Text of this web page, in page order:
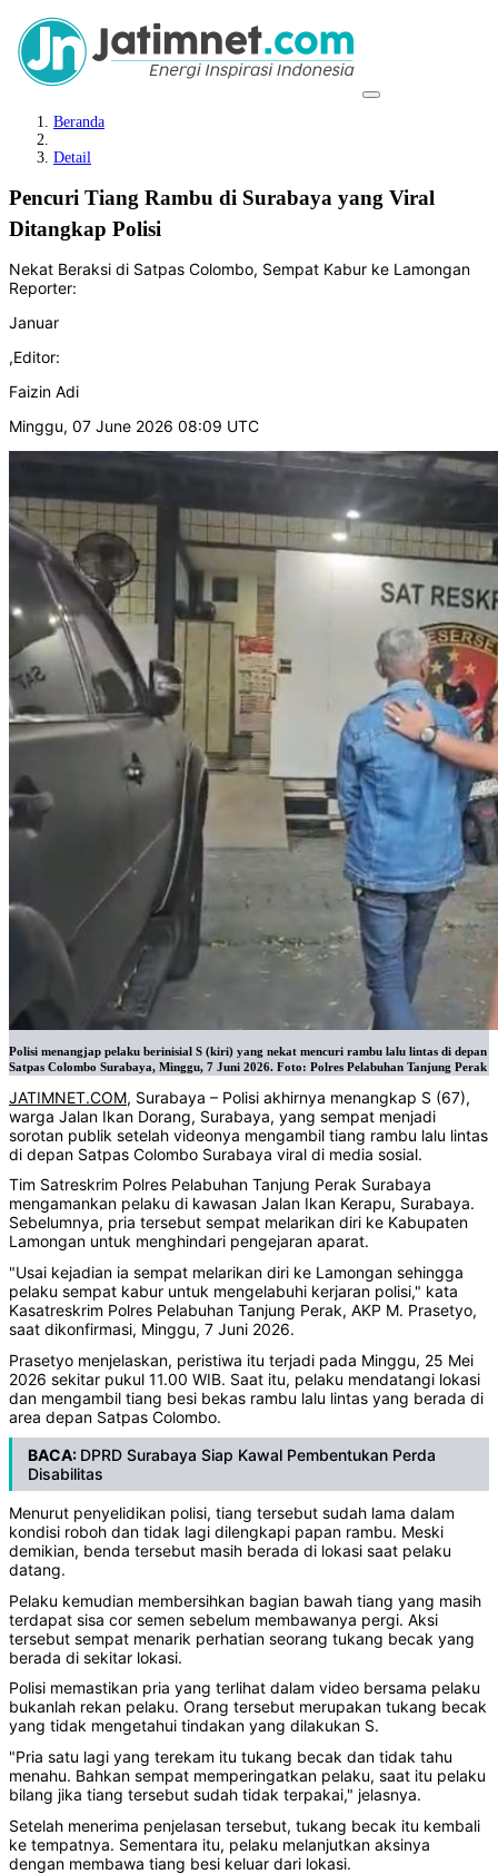
Beranda
Detail
Pencuri Tiang Rambu di Surabaya yang Viral
Ditangkap Polisi
Nekat Beraksi di Satpas Colombo, Sempat Kabur ke Lamongan
Reporter:
Januar
,Editor:
Faizin Adi
Minggu, 07 June 2026 08:09 UTC
Polisi menangjap pelaku berinisial S (kiri) yang nekat mencuri rambu lalu lintas di depan
Satpas Colombo Surabaya, Minggu, 7 Juni 2026. Foto: Polres Pelabuhan Tanjung Perak
JATIMNET.COM, Surabaya – Polisi akhirnya menangkap S (67),
warga Jalan Ikan Dorang, Surabaya, yang sempat menjadi
sorotan publik setelah videonya mengambil tiang rambu lalu lintas
di depan Satpas Colombo Surabaya viral di media sosial.
Tim Satreskrim Polres Pelabuhan Tanjung Perak Surabaya
mengamankan pelaku di kawasan Jalan Ikan Kerapu, Surabaya.
Sebelumnya, pria tersebut sempat melarikan diri ke Kabupaten
Lamongan untuk menghindari pengejaran aparat.
"Usai kejadian ia sempat melarikan diri ke Lamongan sehingga
pelaku sempat kabur untuk mengelabuhi kerjaran polisi," kata
Kasatreskrim Polres Pelabuhan Tanjung Perak, AKP M. Prasetyo,
saat dikonfirmasi, Minggu, 7 Juni 2026.
Prasetyo menjelaskan, peristiwa itu terjadi pada Minggu, 25 Mei
2026 sekitar pukul 11.00 WIB. Saat itu, pelaku mendatangi lokasi
dan mengambil tiang besi bekas rambu lalu lintas yang berada di
area depan Satpas Colombo.
BACA: DPRD Surabaya Siap Kawal Pembentukan Perda
Disabilitas
Menurut penyelidikan polisi, tiang tersebut sudah lama dalam
kondisi roboh dan tidak lagi dilengkapi papan rambu. Meski
demikian, benda tersebut masih berada di lokasi saat pelaku
datang.
Pelaku kemudian membersihkan bagian bawah tiang yang masih
terdapat sisa cor semen sebelum membawanya pergi. Aksi
tersebut sempat menarik perhatian seorang tukang becak yang
berada di sekitar lokasi.
Polisi memastikan pria yang terlihat dalam video bersama pelaku
bukanlah rekan pelaku. Orang tersebut merupakan tukang becak
yang tidak mengetahui tindakan yang dilakukan S.
"Pria satu lagi yang terekam itu tukang becak dan tidak tahu
menahu. Bahkan sempat memperingatkan pelaku, saat itu pelaku
bilang jika tiang tersebut sudah tidak terpakai," jelasnya.
Setelah menerima penjelasan tersebut, tukang becak itu kembali
ke tempatnya. Sementara itu, pelaku melanjutkan aksinya
dengan membawa tiang besi keluar dari lokasi.